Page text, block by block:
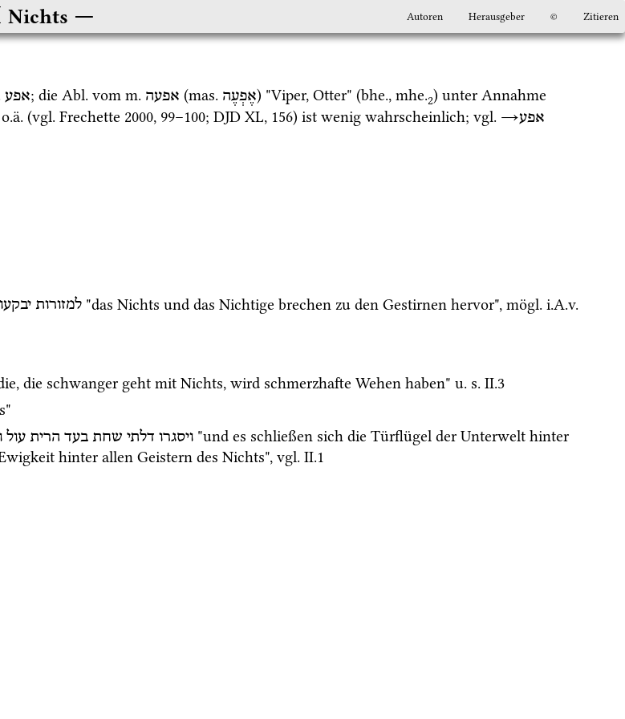
Nichts Autoren Herausgeber © Zitieren
אפע; die Abl. vom m. אפעה (mas. אֶפְעֶה) "Viper, Otter" (bhe., mhe.2) unter Annahme
o.ä. (vgl. Frechette 2000, 99–100; DJD XL, 156) ist wenig wahrscheinlich; vgl. →אפע
למזורות יבקעו "das Nichts und das Nichtige brechen zu den Gestirnen hervor", mögl. i.A.v.
die schwanger geht mit Nichts, wird schmerzhafte Wehen haben" u. s. II.3
ויסגרו דלתי שחת בעד הרית עול
"und es schließen sich die Türflügel der Unterwelt hinter
hinter allen Geistern des Nichts", vgl. II.1